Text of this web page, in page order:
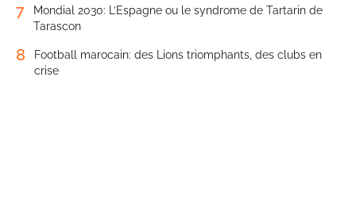
7
Mondial 2030: L’Espagne ou le syndrome de Tartarin de
Tarascon
8
Football marocain: des Lions triomphants, des clubs en
crise